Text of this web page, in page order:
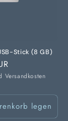
Stick (8 GB)
Versandkosten
legen